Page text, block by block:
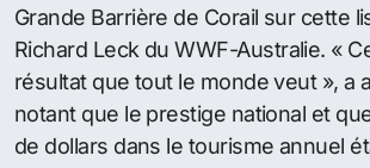
Grande Barrière de Corail sur cette
Richard Leck du WWF-Australie. «
résultat que tout le monde veut », a
notant que le prestige national et
de dollars dans le tourisme annuel